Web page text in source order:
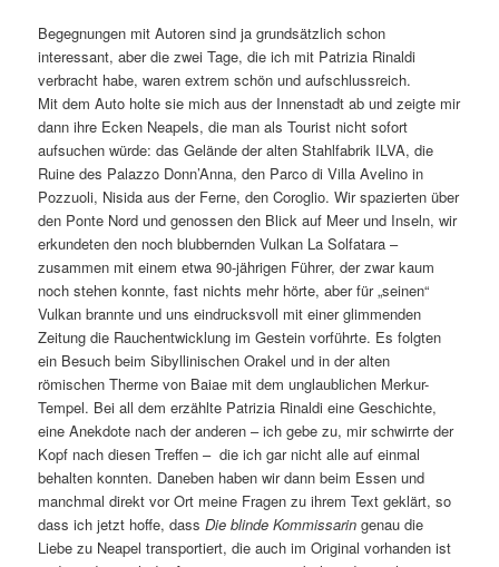
Begegnungen mit Autoren sind ja grundsätzlich schon
interessant, aber die zwei Tage, die ich mit Patrizia Rinaldi
verbracht habe, waren extrem schön und aufschlussreich.
Mit dem Auto holte sie mich aus der Innenstadt ab und zeigte mir
dann ihre Ecken Neapels, die man als Tourist nicht sofort
aufsuchen würde: das Gelände der alten Stahlfabrik ILVA, die
Ruine des Palazzo Donn’Anna, den Parco di Villa Avelino in
Pozzuoli, Nisida aus der Ferne, den Coroglio. Wir spazierten über
den Ponte Nord und genossen den Blick auf Meer und Inseln, wir
erkundeten den noch blubbernden Vulkan La Solfatara –
zusammen mit einem etwa 90-jährigen Führer, der zwar kaum
noch stehen konnte, fast nichts mehr hörte, aber für „seinen“
Vulkan brannte und uns eindrucksvoll mit einer glimmenden
Zeitung die Rauchentwicklung im Gestein vorführte. Es folgten
ein Besuch beim Sibyllinischen Orakel und in der alten
römischen Therme von Baiae mit dem unglaublichen Merkur-
Tempel. Bei all dem erzählte Patrizia Rinaldi eine Geschichte,
eine Anekdote nach der anderen – ich gebe zu, mir schwirrte der
Kopf nach diesen Treffen – die ich gar nicht alle auf einmal
behalten konnten. Daneben haben wir dann beim Essen und
manchmal direkt vor Ort meine Fragen zu ihrem Text geklärt, so
dass ich jetzt hoffe, dassDie blinde Kommissarin genau die
Liebe zu Neapel transportiert, die auch im Original vorhanden ist